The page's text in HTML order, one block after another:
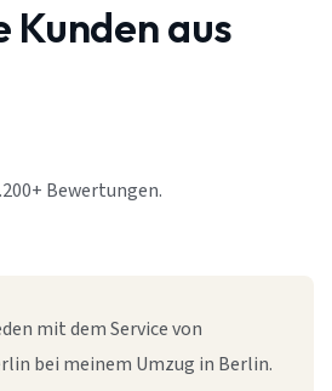
aus
Bewertungen.
mit dem Service von
bei meinem Umzug in Berlin.